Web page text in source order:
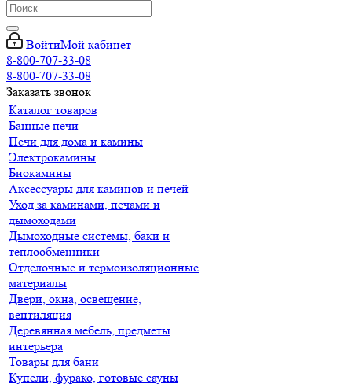
ВойтиМой кабинет
8-800-707-33-08
8-800-707-33-08
Заказать звонок
Каталог товаров
Банные печи
Печи для дома и камины
Электрокамины
Биокамины
Аксессуары для каминов и печей
Уход за каминами, печами и
дымоходами
Дымоходные системы, баки и
теплообменники
Отделочные и термоизоляционные
материалы
Двери, окна, освещение,
вентиляция
Деревянная мебель, предметы
интерьера
Товары для бани
Купели, фурако, готовые сауны